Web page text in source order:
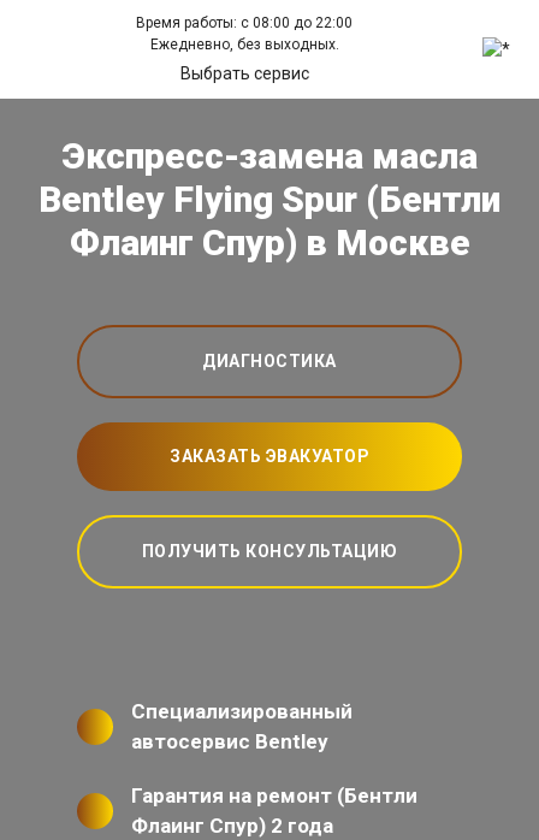
Время работы: с 08:00 до 22:00
Ежедневно, без выходных.
Выбрать сервис
Экспресс-замена масла
Bentley Flying Spur (Бентли
Флаинг Спур) в Москве
ДИАГНОСТИКА
ЗАКАЗАТЬ ЭВАКУАТОР
ПОЛУЧИТЬ КОНСУЛЬТАЦИЮ
Специализированный
автосервис Bentley
Гарантия на ремонт (Бентли
Флаинг Спур) 2 года